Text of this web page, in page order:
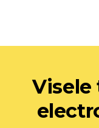
Visele